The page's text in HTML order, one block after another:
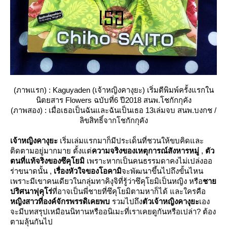
(ภาพแรก) : Kaguyaden (เจ้าหญิงคางุยะ) เริ่มตีพิมพ์ครั้งแรกใน
นิตยสาร Flowers ฉบับที่6 ปี2018 สนพ.โชกักกุคัง
(ภาพสอง) : เมื่อเธอเป็นฉันและฉันเป็นเธอ 13เล่มจบ สนพ.บงกช /
ลิขสิทธิ์จากโชกักกุคัง
เจ้าหญิงคางุยะ เริ่มเล่มแรกมาก็มีประเด็นที่ชวนให้ขบคิดและ
ติดตามอยู่มากมาย ตั้งแต่ความจริงของเหตุการณ์สังหารหมู่ , ตัว
ตนที่แท้จริงของซึคุโยมิ เพราะหากเป็นคนธรรมดาคงไม่เปล่งออ
ร่าขนาดนั้น , เรื่องหัวใจของโอคามิจะพัฒนาขึ้นไปถึงขั้นไหน
เพราะมีเขาคนเดียวในกลุ่มทาคิงุจิที่รู้ว่าซึคุโยมิเป็นหญิง หรือชา
ปริศนาฟุคุโร่ที่อาจเป็นพี่ชายที่ซึคุโยมิตามหาก็ได้ และใครคือ
หญิงสาวที่องค์จักรพรรดิเคยพบ รวมไปถึงตัวเจ้าหญิงคางุยะเอง
จะมีบทสรุปเหมือนนิทานหรืออนิเมะที่เราเคยดูกันหรือเปล่า? ต้อง
ตามลุ้นกันไป